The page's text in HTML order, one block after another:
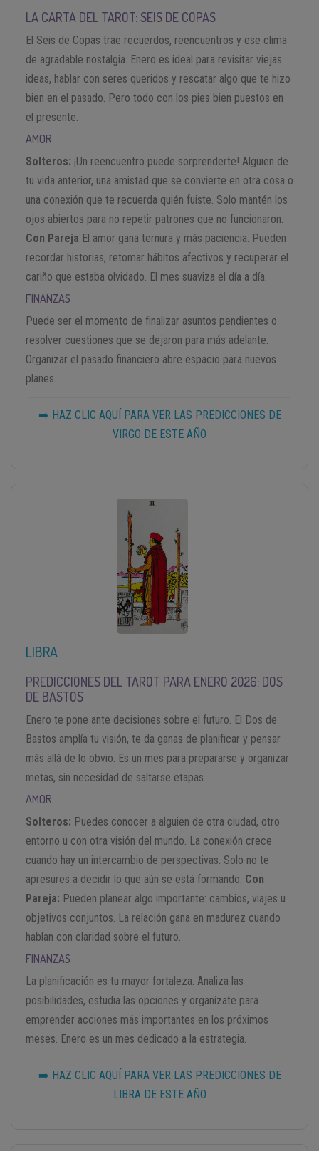
LA CARTA DEL TAROT: SEIS DE COPAS
El Seis de Copas trae recuerdos, reencuentros y ese clima
de agradable nostalgia. Enero es ideal para revisitar viejas
ideas, hablar con seres queridos y rescatar algo que te hizo
bien en el pasado. Pero todo con los pies bien puestos en
el presente.
AMOR
Solteros: ¡Un reencuentro puede sorprenderte! Alguien de
tu vida anterior, una amistad que se convierte en otra cosa o
una conexión que te recuerda quién fuiste. Solo mantén los
ojos abiertos para no repetir patrones que no funcionaron.
Con Pareja El amor gana ternura y más paciencia. Pueden
recordar historias, retomar hábitos afectivos y recuperar el
cariño que estaba olvidado. El mes suaviza el día a día.
FINANZAS
Puede ser el momento de finalizar asuntos pendientes o
resolver cuestiones que se dejaron para más adelante.
Organizar el pasado financiero abre espacio para nuevos
planes.
➡️ HAZ CLIC AQUÍ PARA VER LAS PREDICCIONES DE
VIRGO DE ESTE AÑO
LIBRA
PREDICCIONES DEL TAROT PARA ENERO 2026: DOS
DE BASTOS
Enero te pone ante decisiones sobre el futuro. El Dos de
Bastos amplía tu visión, te da ganas de planificar y pensar
más allá de lo obvio. Es un mes para prepararse y organizar
metas, sin necesidad de saltarse etapas.
AMOR
Solteros: Puedes conocer a alguien de otra ciudad, otro
entorno u con otra visión del mundo. La conexión crece
cuando hay un intercambio de perspectivas. Solo no te
apresures a decidir lo que aún se está formando. Con
Pareja: Pueden planear algo importante: cambios, viajes u
objetivos conjuntos. La relación gana en madurez cuando
hablan con claridad sobre el futuro.
FINANZAS
La planificación es tu mayor fortaleza. Analiza las
posibilidades, estudia las opciones y organízate para
emprender acciones más importantes en los próximos
meses. Enero es un mes dedicado a la estrategia.
➡️ HAZ CLIC AQUÍ PARA VER LAS PREDICCIONES DE
LIBRA DE ESTE AÑO